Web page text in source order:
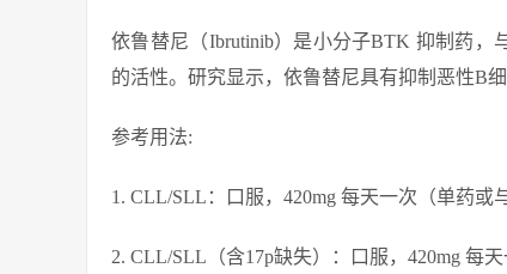
依鲁替尼（Ibrutinib）是小分子BTK 抑制药
的活性。研究显示，依鲁替尼具有抑制恶性B
参考用法:
1. CLL/SLL：口服，420mg 每天一次（单药或
2. CLL/SLL（含17p缺失）：口服，420mg 每